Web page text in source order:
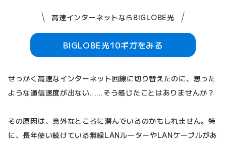
高速インターネットならBIGLOBE光
BIGLOBE光10ギガをみる
せっかく高速なインターネット回線に切り替えたのに、思った
ような通信速度が出ない……そう感じたことはありませんか？
その原因は、意外なところに潜んでいるのかもしれません。特
に、長年使い続けている無線LANルーターやLANケーブルがあ